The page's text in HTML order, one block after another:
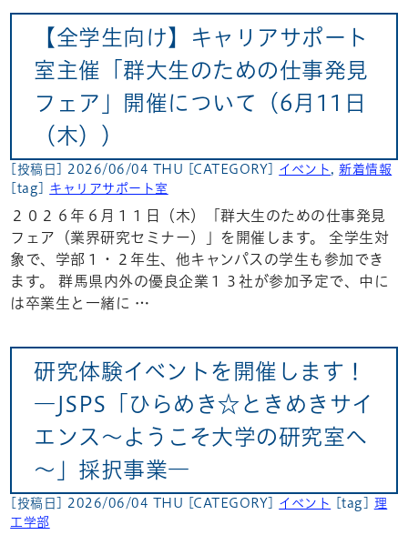
【全学生向け】キャリアサポート
室主催「群大生のための仕事発見
フェア」開催について（6月11日
（木））
[投稿日] 2026/06/04 THU [CATEGORY] イベント ,新着情報
[tag] キャリアサポート室
２０２６年６月１１日（木）「群大生のための仕事発見
フェア（業界研究セミナー）」を開催します。 全学生対
象で、学部１・２年生、他キャンパスの学生も参加でき
ます。 群馬県内外の優良企業１３社が参加予定で、中に
は卒業生と一緒に …
研究体験イベントを開催します！
―JSPS「ひらめき☆ときめきサイ
エンス～ようこそ大学の研究室へ
～」採択事業―
[投稿日] 2026/06/04 THU [CATEGORY] イベント [tag] 理
工学部